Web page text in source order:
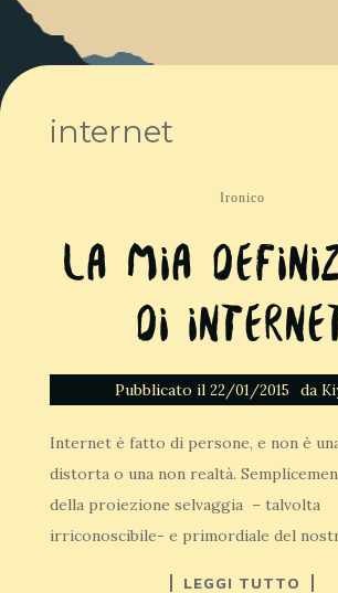
internet
Ironico
La mia
di
Pubblicato il 22/01/2015 da
Internet è fatto di persone, e non è
distorta o una non realtà.
della proiezione selvaggia – talvolta
irriconoscibile- e primordiale del
LEGGI TUTTO